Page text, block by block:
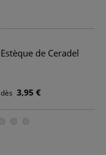
Estèque de Ceradel
dès 3,95 €